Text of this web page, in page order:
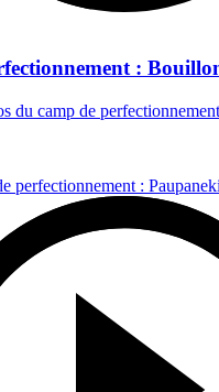
:
du camp de perfectionnement